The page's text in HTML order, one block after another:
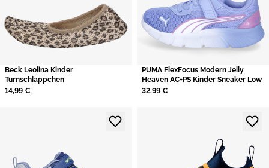
Beck Leolina Kinder
Turnschläppchen
14,99 €
PUMA FlexFocus Modern Jelly
Heaven AC+PS Kinder Sneaker Low
32,99 €